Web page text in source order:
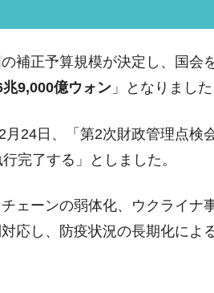
明さっそく不動産対策で浅薄な発言。
国と同じく」投資に不適格な国だ。
引量「1日当たり1,214.4億ドル」ま
てきた李在明。李在明を支持しない「
府ボンクラ政策室長が告発された ⇒
補正予算規模が決定し、国会
兆9,000億ウォン 」となりました
月24日、「第2次財政管理点検
完了する」としました。
チェーンの弱体化、ウクライ
応し、防疫状況の長期化によ